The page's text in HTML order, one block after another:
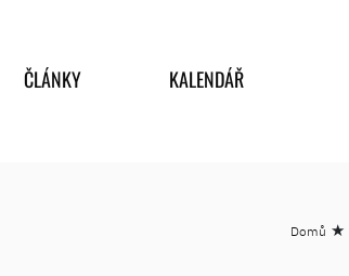
ČLÁNKY KALENDÁŘ
Domů ★